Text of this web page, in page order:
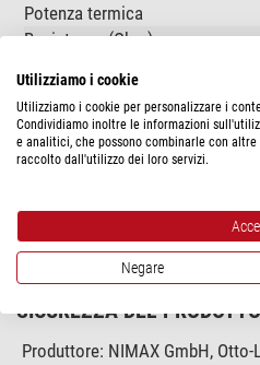
Potenza termica
Resistenza (Ohm)
Generale
Lunghezza (cm)
DOWNLOADS
Manuale d'uso (DE/EN/FR/IT/
SICUREZZA DEL PRODOTTO
Produttore: NIMAX GmbH,
Utilizziamo i cookie
Utilizziamo i cookie per personalizzare i
Condividiamo inoltre le informazioni
e analitici, che possono combinarle con
raccolto dall'utilizzo dei loro servizi.
Negare